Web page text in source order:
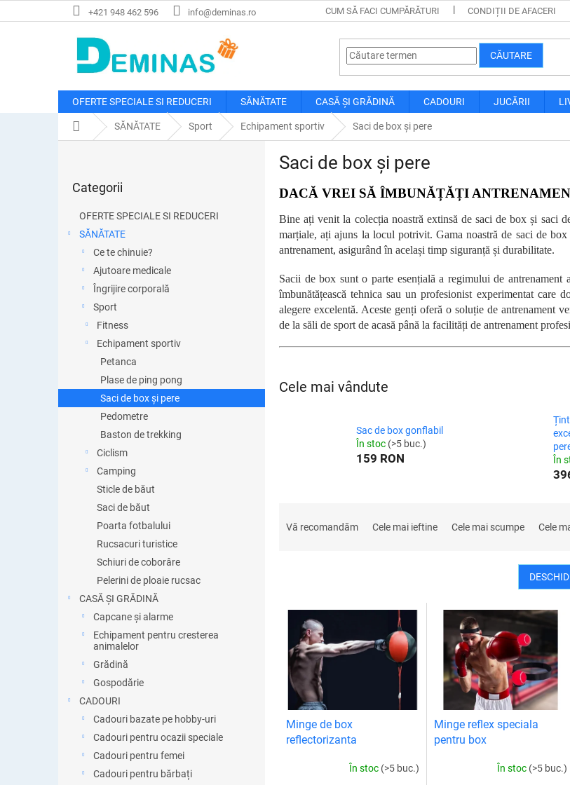
la
+421 948 462 596 info@deminas.ro CUM SĂ FACI CUMPĂRĂTURI CONDIȚII DE AFACERI
CĂUTARE
OFERTE SPECIALE SI REDUCERI SĂNĂTATE CASĂ ȘI GRĂDINĂ CADOURI JUCĂRII
Acasă SĂNĂTATE Sport Echipament sportiv Saci de box și pere
peste
Categorii
OFERTE SPECIALE SI REDUCERI
SĂNĂTATE
Ce te chinuie?
Ajutoare medicale
Îngrijire corporală
Sport
Fitness
Echipament sportiv
Petanca
Plase de ping pong
Saci de box și pere
Pedometre
Baston de trekking
Ciclism
Camping
Sticle de băut
Saci de băut
Poarta fotbalului
Rucsacuri turistice
Schiuri de coborâre
Pelerini de ploaie rucsac
CASĂ ȘI GRĂDINĂ
Capcane și alarme
Echipament pentru cresterea
animalelor
Grădină
Gospodărie
CADOURI
Cadouri bazate pe hobby-uri
Cadouri pentru ocazii speciale
Cadouri pentru femei
Cadouri pentru bărbați
Saci de box și pere
DACĂ VREI SĂ ÎMBUNĂȚĂȚI
Bine ați venit la colecția noastră extinsă de saci de box și saci
marțiale, ați ajuns la locul potrivit. Gama noastră de saci de
antrenament, asigurând în același timp siguranță și durabilitate.
Sacii de box sunt o parte esențială a regimului de
îmbunătățească tehnica sau un profesionist experimentat
alegere excelentă. Aceste genți oferă o soluție de antrenament
de la săli de sport de acasă până la facilități de antrenament
Cele mai vândute
Sac de box gonflabil
În stoc (>5 buc.)
159 RON
În
Vă recomandăm Cele mai ieftine Cele mai scumpe Cele
Minge de box
reflectorizanta
În stoc (>5 buc.)
Minge reflex speciala
pentru box
În stoc (>5 buc.)